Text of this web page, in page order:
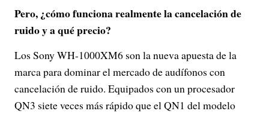
Pero, ¿cómo funciona realmente la cancelación de
ruido y a qué precio?
Los Sony WH-1000XM6 son la nueva apuesta de la
marca para dominar el mercado de audífonos con
cancelación de ruido. Equipados con un procesador
QN3 siete veces más rápido que el QN1 del modelo